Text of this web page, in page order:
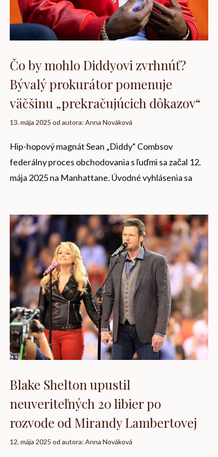
Čo by mohlo Diddyovi zvrhnúť?
Bývalý prokurátor pomenuje
väčšinu „prekračujúcich dôkazov“
13. mája 2025 od autora: Anna Nováková
Hip-hopový magnát Sean „Diddy“ Combsov
federálny proces obchodovania s ľuďmi sa začal 12.
mája 2025 na Manhattane. Úvodné vyhlásenia sa
Blake Shelton upustil
neuveriteľných 20 libier po
rozvode od Mirandy Lambertovej
12. mája 2025 od autora: Anna Nováková